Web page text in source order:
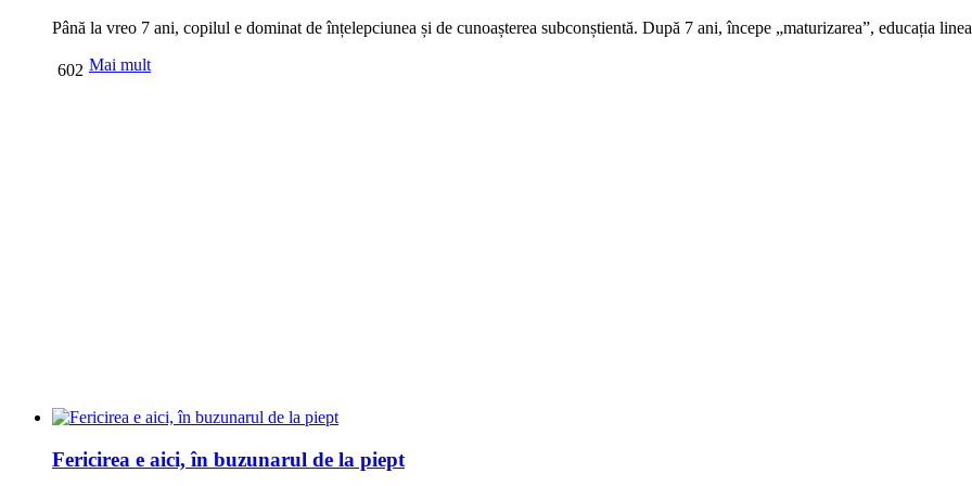
Până la vreo 7 ani, copilul e dominat de înțelepciunea și de cunoașterea subconștientă. După 7 ani, începe „maturizarea”, educația
Mai mult
602
Fericirea e aici, în buzunarul de la piept